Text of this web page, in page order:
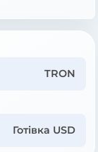
TRON
Готівка USD